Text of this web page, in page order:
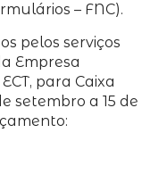
– FNC).
pelos serviços
Empresa
para Caixa
setembro a 15 de